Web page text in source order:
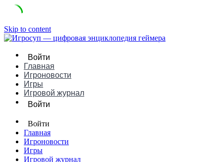
Skip to content
Войти
Главная
Игроновости
Игры
Игровой журнал
Войти
Войти
Главная
Игроновости
Игры
Игровой журнал